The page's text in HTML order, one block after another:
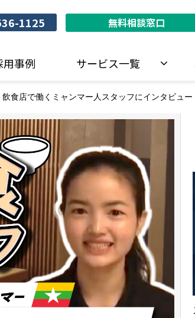
1125 無料相談窓口
用事例 サービス一覧
飲食店で働くミャンマー人スタッフにインタビュー